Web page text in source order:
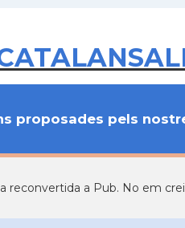
proposades pels
reconvertida a Pub. No em